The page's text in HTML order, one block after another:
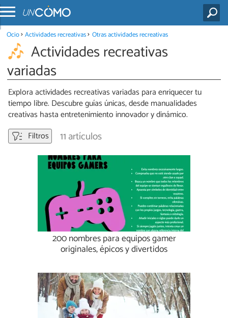
Ocio Actividades recreativas Otras actividades recreativas
Actividades recreativas
variadas
Explora actividades recreativas variadas para enriquecer tu
tiempo libre. Descubre guías únicas, desde manualidades
creativas hasta entretenimiento innovador y dinámico.
Filtros
11 artículos
200 nombres para equipos gamer
originales, épicos y divertidos